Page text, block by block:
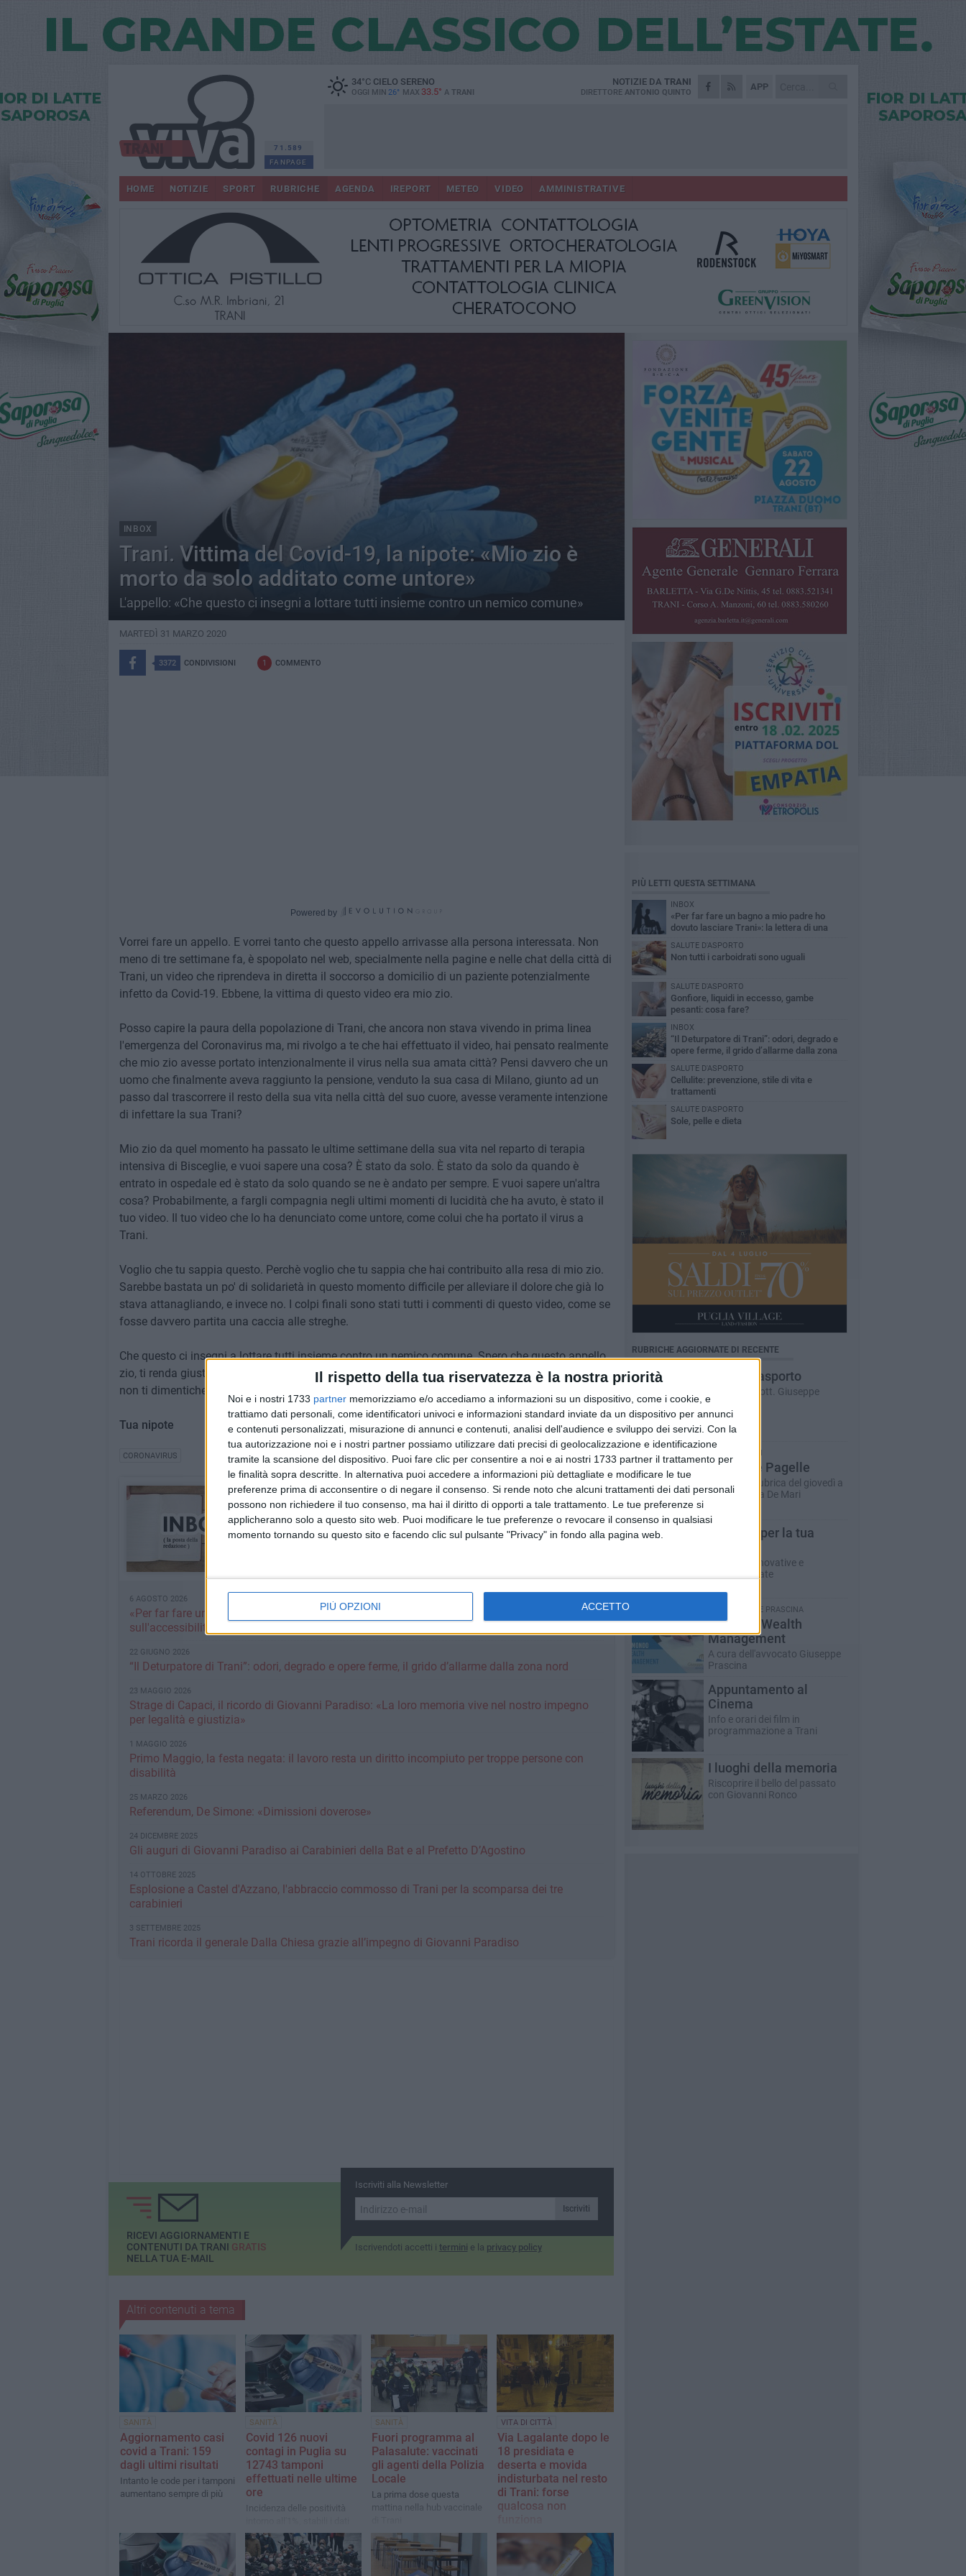
Il rispetto della tua riservatezza è la nostra priorità
Noi e i nostri 1733 partner memorizziamo e/o accediamo a informazioni su un dispositivo, come i cookie, e
trattiamo dati personali, come identificatori univoci e informazioni standard inviate da un dispositivo per annunci
e contenuti personalizzati, misurazione di annunci e contenuti, analisi dell'audience e sviluppo dei servizi. Con la
tua autorizzazione noi e i nostri partner possiamo utilizzare dati precisi di geolocalizzazione e identificazione
tramite la scansione del dispositivo. Puoi fare clic per consentire a noi e ai nostri 1733 partner il trattamento per
le finalità sopra descritte. In alternativa puoi accedere a informazioni più dettagliate e modificare le tue
preferenze prima di acconsentire o di negare il consenso. Si rende noto che alcuni trattamenti dei dati personali
possono non richiedere il tuo consenso, ma hai il diritto di opporti a tale trattamento. Le tue preferenze si
applicheranno solo a questo sito web. Puoi modificare le tue preferenze o revocare il consenso in qualsiasi
momento tornando su questo sito e facendo clic sul pulsante "Privacy" in fondo alla pagina web.
PIÙ OPZIONI ACCETTO
71.589
FANPAGE
34°CCIELO SERENO
OGGI MIN 26° MAX 33.5° A TRANI
APP
NOTIZIE DA TRANI
DIRETTORE ANTONIO QUINTO
HOME NOTIZIE SPORT RUBRICHE AGENDA IREPORT METEO VIDEO AMMINISTRATIVE
INBOX
Trani. Vittima del Covid-19, la nipote: «Mio zio è
morto da solo additato come untore»
L'appello: «Che questo ci insegni a lottare tutti insieme contro un nemico comune»
MARTEDÌ 31 MARZO 2020
3372 CONDIVISIONI 1 COMMENTO
Powered by
Vorrei fare un appello. E vorrei tanto che questo appello arrivasse alla persona interessata. Non
meno di tre settimane fa, è spopolato nel web, specialmente nella pagine e nelle chat della città di
Trani, un video che riprendeva in diretta il soccorso a domicilio di un paziente potenzialmente
infetto da Covid-19. Ebbene, la vittima di questo video era mio zio.
Posso capire la paura della popolazione di Trani, che ancora non stava vivendo in prima linea
l'emergenza del Coronavirus ma, mi rivolgo a te che hai effettuato il video, hai pensato realmente
che mio zio avesse portato intenzionalmente il virus nella sua amata città? Pensi davvero che un
uomo che finalmente aveva raggiunto la pensione, venduto la sua casa di Milano, giunto ad un
passo dal trascorrere il resto della sua vita nella città del suo cuore, avesse veramente intenzione
di infettare la sua Trani?
Mio zio da quel momento ha passato le ultime settimane della sua vita nel reparto di terapia
intensiva di Bisceglie, e vuoi sapere una cosa? È stato da solo. È stato da solo da quando è
entrato in ospedale ed è stato da solo quando se ne è andato per sempre. E vuoi sapere un'altra
cosa? Probabilmente, a fargli compagnia negli ultimi momenti di lucidità che ha avuto, è stato il
tuo video. Il tuo video che lo ha denunciato come untore, come colui che ha portato il virus a
Trani.
Voglio che tu sappia questo. Perchè voglio che tu sappia che hai contribuito alla resa di mio zio.
Sarebbe bastata un po' di solidarietà in questo momento difficile per alleviare il dolore che già lo
stava attanagliando, e invece no. I colpi finali sono stati tutti i commenti di questo video, come se
fosse davvero partita una caccia alle streghe.
Che questo ci insegni a lottare tutti insieme contro un nemico comune. Spero che questo appello,
zio, ti renda giustizia. Ora riposa in pace sopra il cielo della tua amata Trani. Ti vogliamo bene e
non ti dimenticheremo mai.
Tua nipote
CORONAVIRUS
Inbox
La posta in arrivo della redazione
INDICE RUBRICA
6 AGOSTO 2026
«Per far fare un bagno a mio padre ho dovuto lasciare Trani»: la lettera di una figlia
sull'accessibilità al mare
22 GIUGNO 2026
“Il Deturpatore di Trani”: odori, degrado e opere ferme, il grido d’allarme dalla zona nord
23 MAGGIO 2026
Strage di Capaci, il ricordo di Giovanni Paradiso: «La loro memoria vive nel nostro impegno
per legalità e giustizia»
1 MAGGIO 2026
Primo Maggio, la festa negata: il lavoro resta un diritto incompiuto per troppe persone con
disabilità
25 MARZO 2026
Referendum, De Simone: «Dimissioni doverose»
24 DICEMBRE 2025
Gli auguri di Giovanni Paradiso ai Carabinieri della Bat e al Prefetto D’Agostino
14 OTTOBRE 2025
Esplosione a Castel d'Azzano, l'abbraccio commosso di Trani per la scomparsa dei tre
carabinieri
3 SETTEMBRE 2025
Trani ricorda il generale Dalla Chiesa grazie all’impegno di Giovanni Paradiso
Iscriviti alla Newsletter
Iscriviti
Iscrivendoti accetti i termini e la privacy policy
RICEVI AGGIORNAMENTI E
CONTENUTI DA TRANI GRATIS
NELLA TUA E-MAIL
Altri contenuti a tema
SANITÀ
Aggiornamento casi
covid a Trani: 159
dagli ultimi risultati
Intanto le code per i tamponi
aumentano sempre di più
SANITÀ
Covid 126 nuovi
contagi in Puglia su
12743 tamponi
effettuati nelle ultime
ore
Incidenza delle positività
riguardo le ospedalizzazioni
e i ricoverati in terapia
intensiva
SANITÀ
Fuori programma al
Palasalute: vaccinati
gli agenti della Polizia
Locale
La prima dose questa
mattina nella hub vaccinale
VITA DI CITTÀ
Via Lagalante dopo le
18 presidiata e
deserta e movida
indisturbata nel resto
di Trani: forse
qualcosa non
Una domenica tra strade
immobilizzate e folle da
Ferragosto ovunque
PIÙ LETTI QUESTA SETTIMANA
INBOX
«Per far fare un bagno a mio padre ho
dovuto lasciare Trani»: la lettera di una
SALUTE D'ASPORTO
Non tutti i carboidrati sono uguali
SALUTE D'ASPORTO
Gonfiore, liquidi in eccesso, gambe
pesanti: cosa fare?
INBOX
“Il Deturpatore di Trani”: odori, degrado e
opere ferme, il grido d’allarme dalla zona
SALUTE D'ASPORTO
Cellulite: prevenzione, stile di vita e
trattamenti
SALUTE D'ASPORTO
Sole, pelle e dieta
RUBRICHE AGGIORNATE DI RECENTE
Salute d'asporto
A cura del dott. Giuseppe
Labianca
LUCIA DE MARI
Le Nuove Pagelle
La storica rubrica del giovedì a
cura di Lucia De Mari
T-innova per la tua
Soluzioni innovative e
personalizzate
AVV. GIUSEPPE PRASCINA
Il Mondo Wealth
Management
A cura dell'avvocato Giuseppe
Prascina
Appuntamento al
Cinema
Info e orari dei film in
programmazione a Trani
I luoghi della memoria
Riscoprire il bello del passato
con Giovanni Ronco